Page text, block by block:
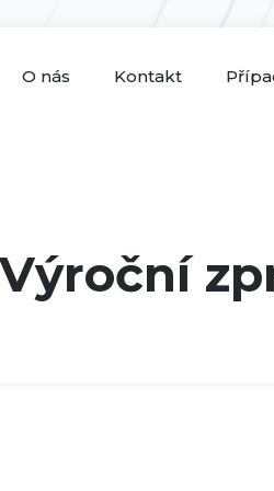
O nás Kontakt